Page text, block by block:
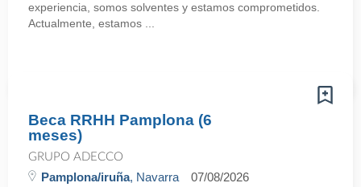
experiencia, somos solventes y estamos comprometidos.
Actualmente, estamos ...
Beca RRHH Pamplona (6
meses)
GRUPO ADECCO
Pamplona/iruña, Navarra 07/08/2026